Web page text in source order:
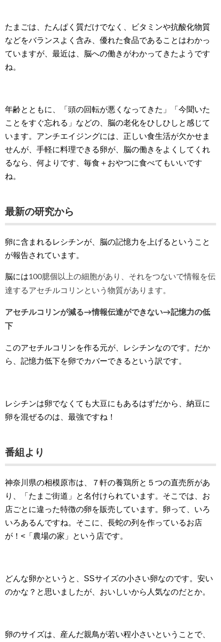
たまごは、たんぱく質だけでなく、ビタミンや抗酸化物質
などをバランスよく含み、優れた食品であることはわかっ
ていますが、最近は、脳への働きがわかってきたようです
ね。
年齢とともに、「頭の回転が悪くなってきた」「今聞いた
ことをすぐ忘れる」などの、脳の老化をひしひしと感じて
います。アンチエイジングには、正しい食生活が欠かせま
せんが、手軽に料理できる卵が、脳の働きをよくしてくれ
るなら、何よりです、毎食＋おやつに食べてもいいです
ね。
最新の研究から
卵に含まれるレシチンが、脳の記憶力を上げるということ
が報告されています。
脳には100臆個以上の細胞があり、それをつないで情報を伝
達するアセチルコリンという物質があります。
アセチルコリンが減る→情報伝達ができない→記憶力の低
下
このアセチルコリンを作る元が、レシチンなのです。だか
ら、記憶力低下を卵でカバーできるという訳です。
レシチンは卵でなくても大豆にもあるはずだから、納豆に
卵を混ぜるのは、最強ですね！
番組より
神奈川県の相模原市は、７軒の養鶏所と５つの直売所があ
り、「たまご街道」と名付けられています。そこでは、お
店ごとに違った特徴の卵を販売しています。卵って、いろ
いろあるんですね。そこに、長蛇の列を作っているお店
が！<「農場の家」という店です。
どんな卵かというと、SSサイズの小さい卵なのです。安い
のかな？と思いましたが、おいしいから人気なのだとか。
卵のサイズは、産んだ親鳥が若い程小さいということで、